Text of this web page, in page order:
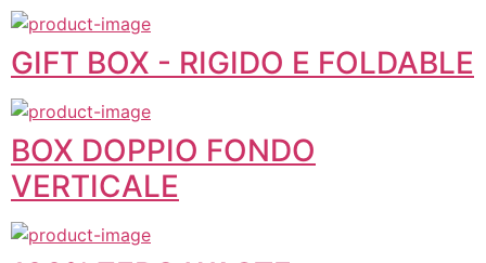
GIFT BOX - RIGIDO E FOLDABLE
BOX DOPPIO FONDO
VERTICALE